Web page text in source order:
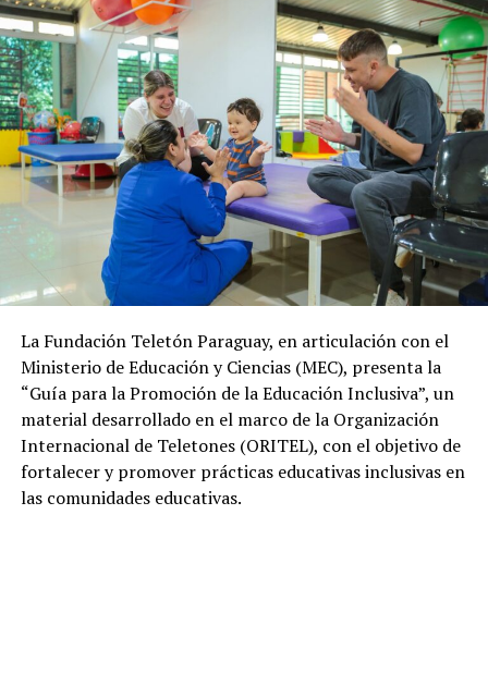
La Fundación Teletón Paraguay, en articulación con el
Ministerio de Educación y Ciencias (MEC), presenta la
“Guía para la Promoción de la Educación Inclusiva”, un
material desarrollado en el marco de la Organización
Internacional de Teletones (ORITEL), con el objetivo de
fortalecer y promover prácticas educativas inclusivas en
las comunidades educativas.